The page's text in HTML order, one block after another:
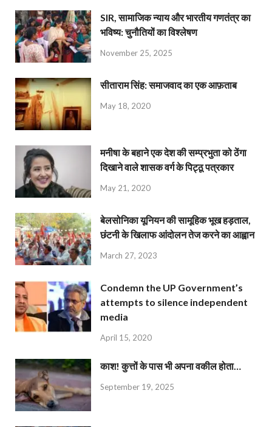
SIR, सामाजिक न्याय और भारतीय गणतंत्र का
भविष्य: चुनौतियों का विश्लेषण
November 25, 2025
सीताराम सिंह: समाजवाद का एक आफ़ताब
May 18, 2020
मनीषा के बहाने एक देश की सम्प्रभुता को ठेंगा
दिखाने वाले शासक वर्ग के पिट्ठू पत्रकार
May 21, 2020
बेलसोनिका यूनियन की सामूहिक भूख हड़ताल,
छंटनी के खिलाफ आंदोलन तेज करने का आह्वान
March 27, 2023
Condemn the UP Government’s
attempts to silence independent
media
April 15, 2020
काश! कुत्तों के पास भी अपना वकील होता…
September 19, 2025